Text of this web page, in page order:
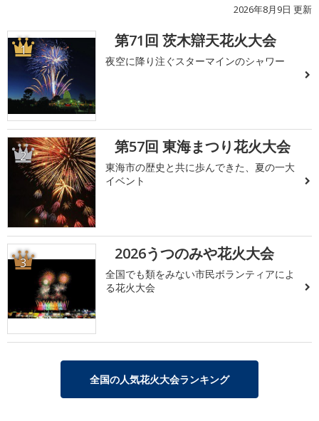
2026年8月9日 更新
1 第71回 茨木辯天花火大会
夜空に降り注ぐスターマインのシャワー
2 第57回 東海まつり花火大会
東海市の歴史と共に歩んできた、夏の一大
イベント
3 2026うつのみや花火大会
全国でも類をみない市民ボランティアによ
る花火大会
全国の人気花火大会ランキング